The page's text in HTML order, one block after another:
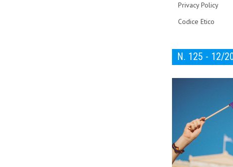
Privacy Policy
Codice Etico
N. 125 - 12/